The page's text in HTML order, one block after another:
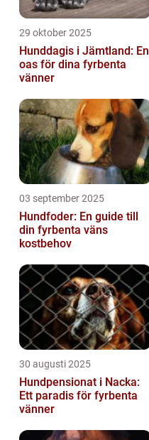
29 oktober 2025
Hunddagis i Jämtland: En
oas för dina fyrbenta
vänner
03 september 2025
Hundfoder: En guide till
din fyrbenta väns
kostbehov
30 augusti 2025
Hundpensionat i Nacka:
Ett paradis för fyrbenta
vänner